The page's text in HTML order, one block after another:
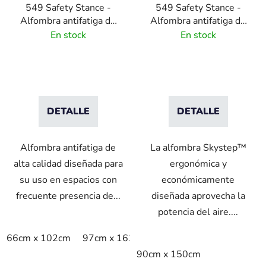
549 Safety Stance -
Alfombra antifatiga de
nitrilo de alta calidad
En stock
DETALLE
Alfombra antifatiga de
alta calidad diseñada para
su uso en espacios con
frecuente presencia de...
66cm x 102cm 97cm x 163cm
549 Safety Stance -
Alfombra antifatiga de
nitrilo de alta calidad
En stock
DETALLE
La alfombra Skystep™
ergonómica y
económicamente
diseñada aprovecha la
potencia del aire....
90cm x 150cm